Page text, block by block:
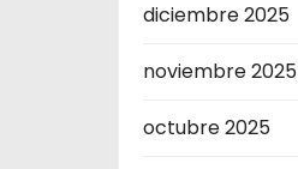
diciembre 2025
noviembre 2025
octubre 2025